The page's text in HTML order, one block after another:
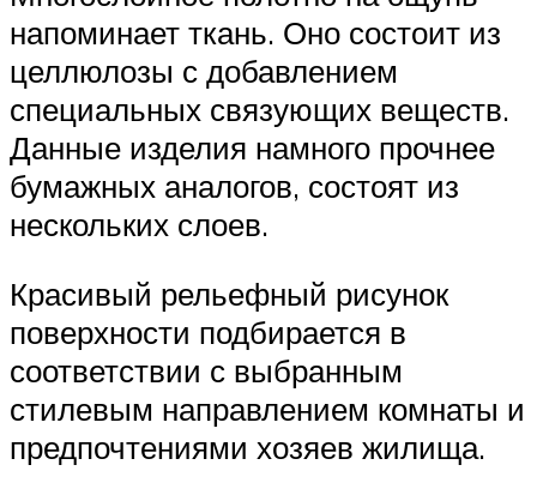
напоминает ткань. Оно состоит из
целлюлозы с добавлением
специальных связующих веществ.
Данные изделия намного прочнее
бумажных аналогов, состоят из
нескольких слоев.
Красивый рельефный рисунок
поверхности подбирается в
соответствии с выбранным
стилевым направлением комнаты и
предпочтениями хозяев жилища.